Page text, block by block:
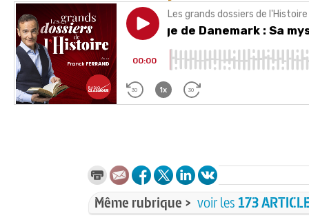
Même rubrique > voir les 173